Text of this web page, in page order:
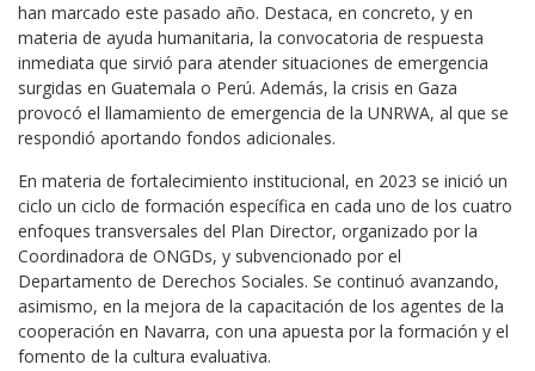
han marcado este pasado año. Destaca, en concreto, y en
materia de ayuda humanitaria, la convocatoria de respuesta
inmediata que sirvió para atender situaciones de emergencia
surgidas en Guatemala o Perú. Además, la crisis en Gaza
provocó el llamamiento de emergencia de la UNRWA, al que se
respondió aportando fondos adicionales.
En materia de fortalecimiento institucional, en 2023 se inició un
ciclo un ciclo de formación específica en cada uno de los cuatro
enfoques transversales del Plan Director, organizado por la
Coordinadora de ONGDs, y subvencionado por el
Departamento de Derechos Sociales. Se continuó avanzando,
asimismo, en la mejora de la capacitación de los agentes de la
cooperación en Navarra, con una apuesta por la formación y el
fomento de la cultura evaluativa.